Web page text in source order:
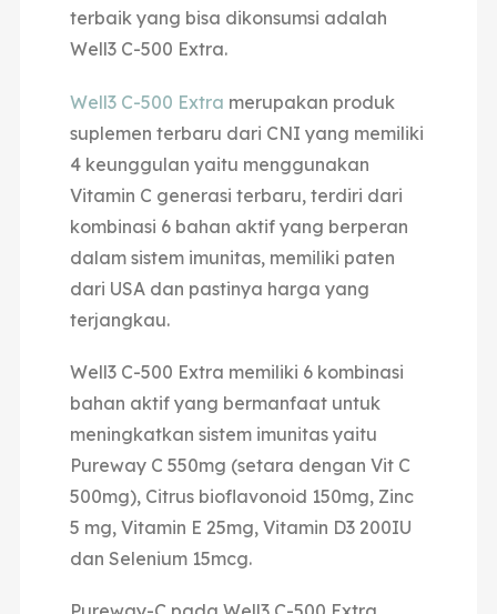
terbaik yang bisa dikonsumsi adalah
Well3 C-500 Extra.
Well3 C-500 Extra merupakan produk
suplemen terbaru dari CNI yang memiliki
4 keunggulan yaitu menggunakan
Vitamin C generasi terbaru, terdiri dari
kombinasi 6 bahan aktif yang berperan
dalam sistem imunitas, memiliki paten
dari USA dan pastinya harga yang
terjangkau.
Well3 C-500 Extra memiliki 6 kombinasi
bahan aktif yang bermanfaat untuk
meningkatkan sistem imunitas yaitu
Pureway C 550mg (setara dengan Vit C
500mg), Citrus bioflavonoid 150mg, Zinc
5 mg, Vitamin E 25mg, Vitamin D3 200IU
dan Selenium 15mcg.